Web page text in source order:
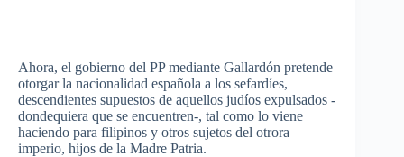
Ahora, el gobierno del PPmediante Gallardón pretende
otorgarla nacionalidad española a los sefardíes,
descendientes supuestos de aquellos judíos expulsados -
dondequiera que se encuentren-, tal como lo viene
haciendo para filipinos y otros sujetos del otrora
imperio, hijos de la Madre Patria.